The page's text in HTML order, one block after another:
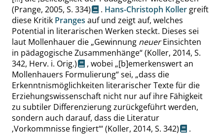
(Prange, 2005, S. 334) . Hans-Christoph Kollergreift
diese Kritik Pranges auf und zeigt auf, welches
Potential in literarischen Werken steckt. Dieses sei
laut Mollenhauer die „Gewinnung neuerEinsichten
in pädagogische Zusammenhänge“(Koller, 2014, S.
342, Herv. i. Orig.) , wobei „[b]emerkenswert an
Mollenhauers Formulierung“sei, „dass die
Erkenntnismöglichkeiten literarischer Texte für die
Erziehungswissenschaft nicht nur auf ihre Fähigkeit
zu subtiler Differenzierung zurückgeführt werden,
sondern auch darauf, dass die Literatur
‚Vorkommnisse fingiert‘“(Koller, 2014, S. 342)
.